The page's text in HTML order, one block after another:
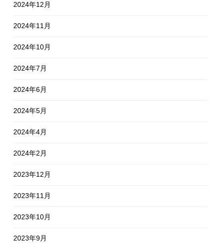
2024年12月
2024年11月
2024年10月
2024年7月
2024年6月
2024年5月
2024年4月
2024年2月
2023年12月
2023年11月
2023年10月
2023年9月